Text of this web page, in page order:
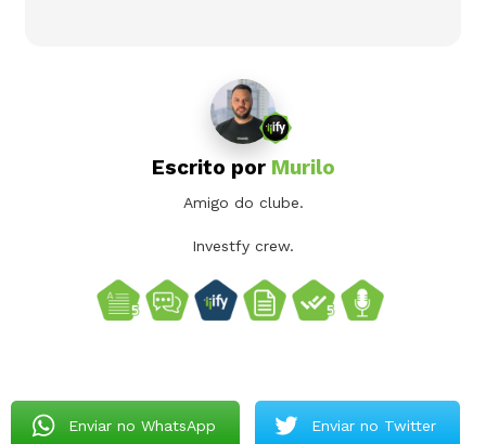
Escrito por Murilo
Amigo do clube.
Investfy crew.
Enviar no WhatsApp Enviar no Twitter